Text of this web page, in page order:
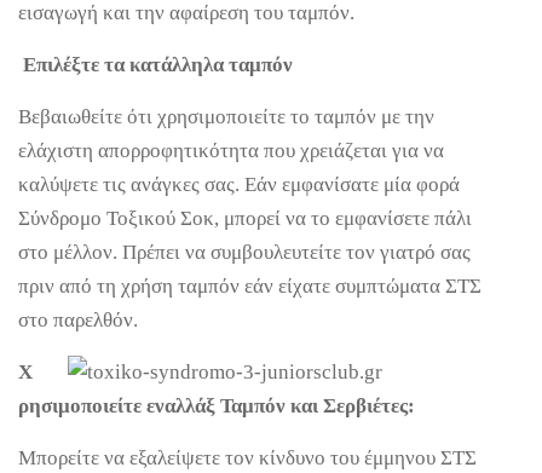
εισαγωγή και την αφαίρεση του ταμπόν.
Επιλέξτε τα κατάλληλα ταμπόν
Βεβαιωθείτε ότι χρησιμοποιείτε το ταμπόν με την
ελάχιστη απορροφητικότητα που χρειάζεται για να
καλύψετε τις ανάγκες σας. Εάν εμφανίσατε μία φορά
Σύνδρομο Τοξικού Σοκ, μπορεί να το εμφανίσετε πάλι
στο μέλλον. Πρέπει να συμβουλευτείτε τον γιατρό σας
πριν από τη χρήση ταμπόν εάν είχατε συμπτώματα ΣΤΣ
στο παρελθόν.
Χ
ρησιμοποιείτε εναλλάξ Ταμπόν και Σερβιέτες:
Μπορείτε να εξαλείψετε τον κίνδυνο του έμμηνου ΣΤΣ